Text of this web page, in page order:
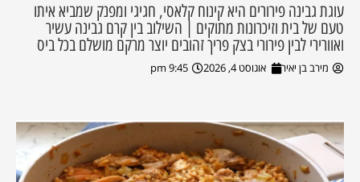
עוגת גבינה פירורים היא קינוח קלאסי, חגיגי ומפנק שמביא איתו
טעם של בית וזיכרונות מתוקים | השילוב בין קרם גבינה עשיר
ואוורירי לבין פירורי בצק פריך זהובים יוצר מרקם מושלם בכל ביס
מירב בן יאיר אוגוסט 4, 2026 9:45 pm